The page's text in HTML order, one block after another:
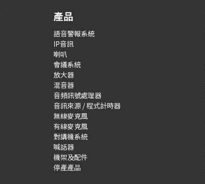
產品
語音警報系統
IP音訊
喇叭
會議系統
放大器
混音器
音頻訊號處理器
音訊來源 / 程式計時器
無線麥克風
有線麥克風
對講機系統
喊話器
機架及配件
停產產品